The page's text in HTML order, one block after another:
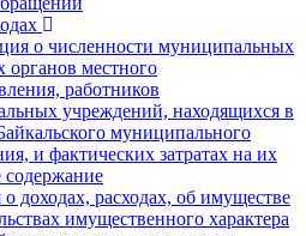
о численности муниципальных
органов местного
работников
учреждений, находящихся в
муниципального
и фактических затратах на их
содержание
доходах, расходах, об имуществе
имущественного характера